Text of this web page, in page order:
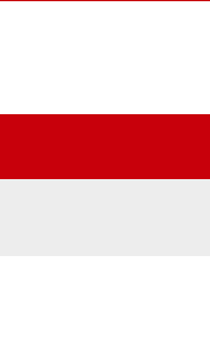
考書・問題集